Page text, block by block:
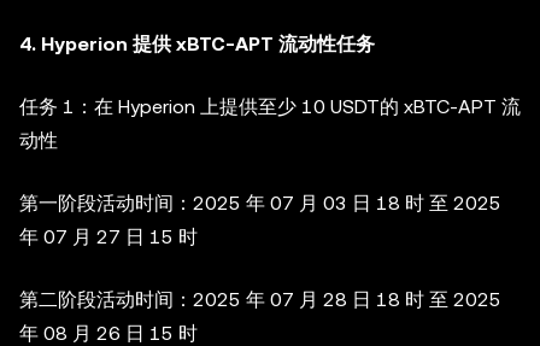
4. Hyperion 提供 xBTC-APT 流动性任务
任务 1：在 Hyperion 上提供至少 10 USDT的 xBTC-APT 流
动性
第一阶段活动时间：2025 年 07 月 03 日 18 时 至 2025
年 07 月 27 日 15 时
第二阶段活动时间：2025 年 07 月 28 日 18 时 至 2025
年 08 月 26 日 15 时